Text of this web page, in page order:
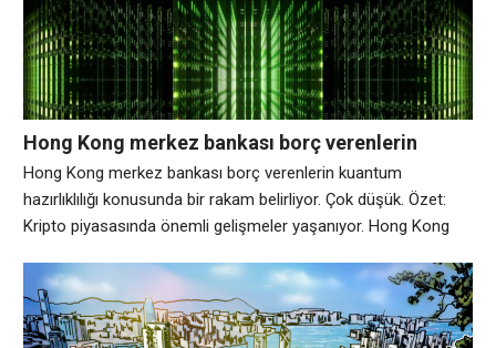
Hong Kong merkez bankası borç verenlerin
kuantum hazırlıklılığı konusunda bir rakam
belirliyor. Çok düşük.
Hong Kong merkez bankası borç verenlerin kuantum
hazırlıklılığı konusunda bir rakam belirliyor. Çok düşük. Özet:
Kripto piyasasında önemli gelişmeler yaşanıyor. Hong Kong
veriyor. Pazartesi günü, Hong Kong Para Otoritesi (HKMA),
bankacılık sektörünün kuantum çağına hazırlığı hakkında ilk
Kuantum Hazırlık Endeksi okumasıyla tamamlanan bir teknik